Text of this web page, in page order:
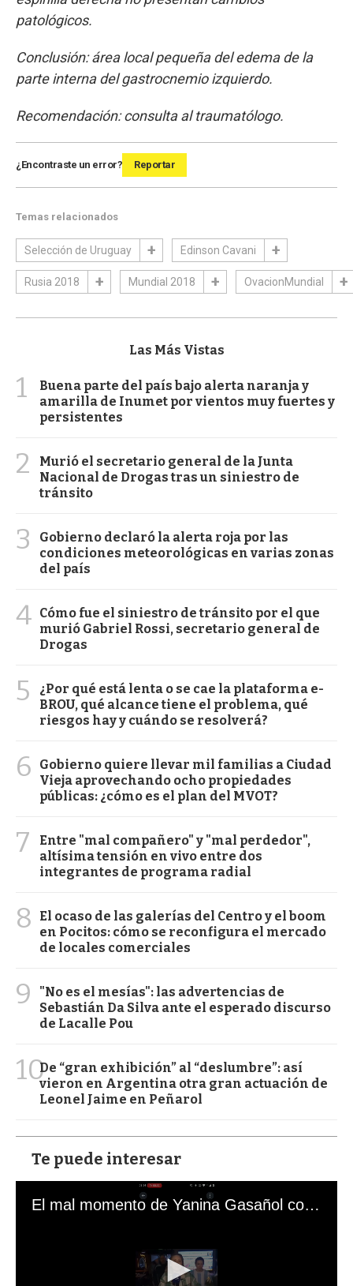
patológicos.
Conclusión: área local pequeña del edema de la
parte interna del gastrocnemio izquierdo.
Recomendación: consulta al traumatólogo.
¿Encontraste un error? Reportar
Temas relacionados
Selección de Uruguay Edinson Cavani
Rusia 2018 Mundial 2018 OvacionMundial
Las Más Vistas
1
Buena parte del país bajo alerta naranja y
amarilla de Inumet por vientos muy fuertes y
persistentes
2
Murió el secretario general de la Junta
Nacional de Drogas tras un siniestro de
tránsito
3
Gobierno declaró la alerta roja por las
condiciones meteorológicas en varias zonas
del país
4 Cómo fue el siniestro de tránsito por el que
murió Gabriel Rossi, secretario general de
Drogas
5
¿Por qué está lenta o se cae la plataforma e-
BROU, qué alcance tiene el problema, qué
riesgos hay y cuándo se resolverá?
6
Gobierno quiere llevar mil familias a Ciudad
Vieja aprovechando ocho propiedades
públicas: ¿cómo es el plan del MVOT?
7
Entre "mal compañero" y "mal perdedor",
altísima tensión en vivo entre dos
integrantes de programa radial
8
El ocaso de las galerías del Centro y el boom
en Pocitos: cómo se reconfigura el mercado
de locales comerciales
9
"No es el mesías": las advertencias de
Sebastián Da Silva ante el esperado discurso
de Lacalle Pou
10De “gran exhibición” al “deslumbre”: así
vieron en Argentina otra gran actuación de
Leonel Jaime en Peñarol
Te puede interesar
El mal momento de Yanina Gasañol con un hincha argentino en "Subrayado"